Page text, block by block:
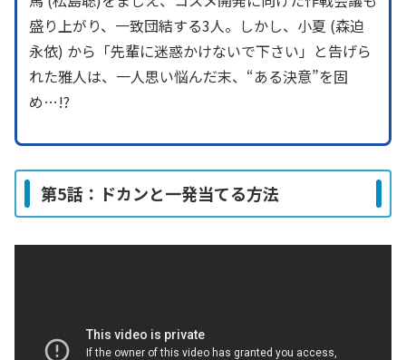
盛り上がり、一致団結する3人。しかし、小夏 (森迫
永依) から「先輩に迷惑かけないで下さい」と告げら
れた雅人は、一人思い悩んだ末、“ある決意”を固
め…!?
第5話：ドカンと一発当てる方法